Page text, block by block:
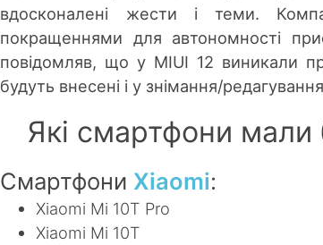
вдосконалені жести і теми.
покращеннями для автономності
повідомляв, що у MIUI 12 виникали
будуть внесені і у знімання/
Які смартфони
Смартфони Xiaomi:
Xiaomi Mi 10T Pro
Xiaomi Mi 10T